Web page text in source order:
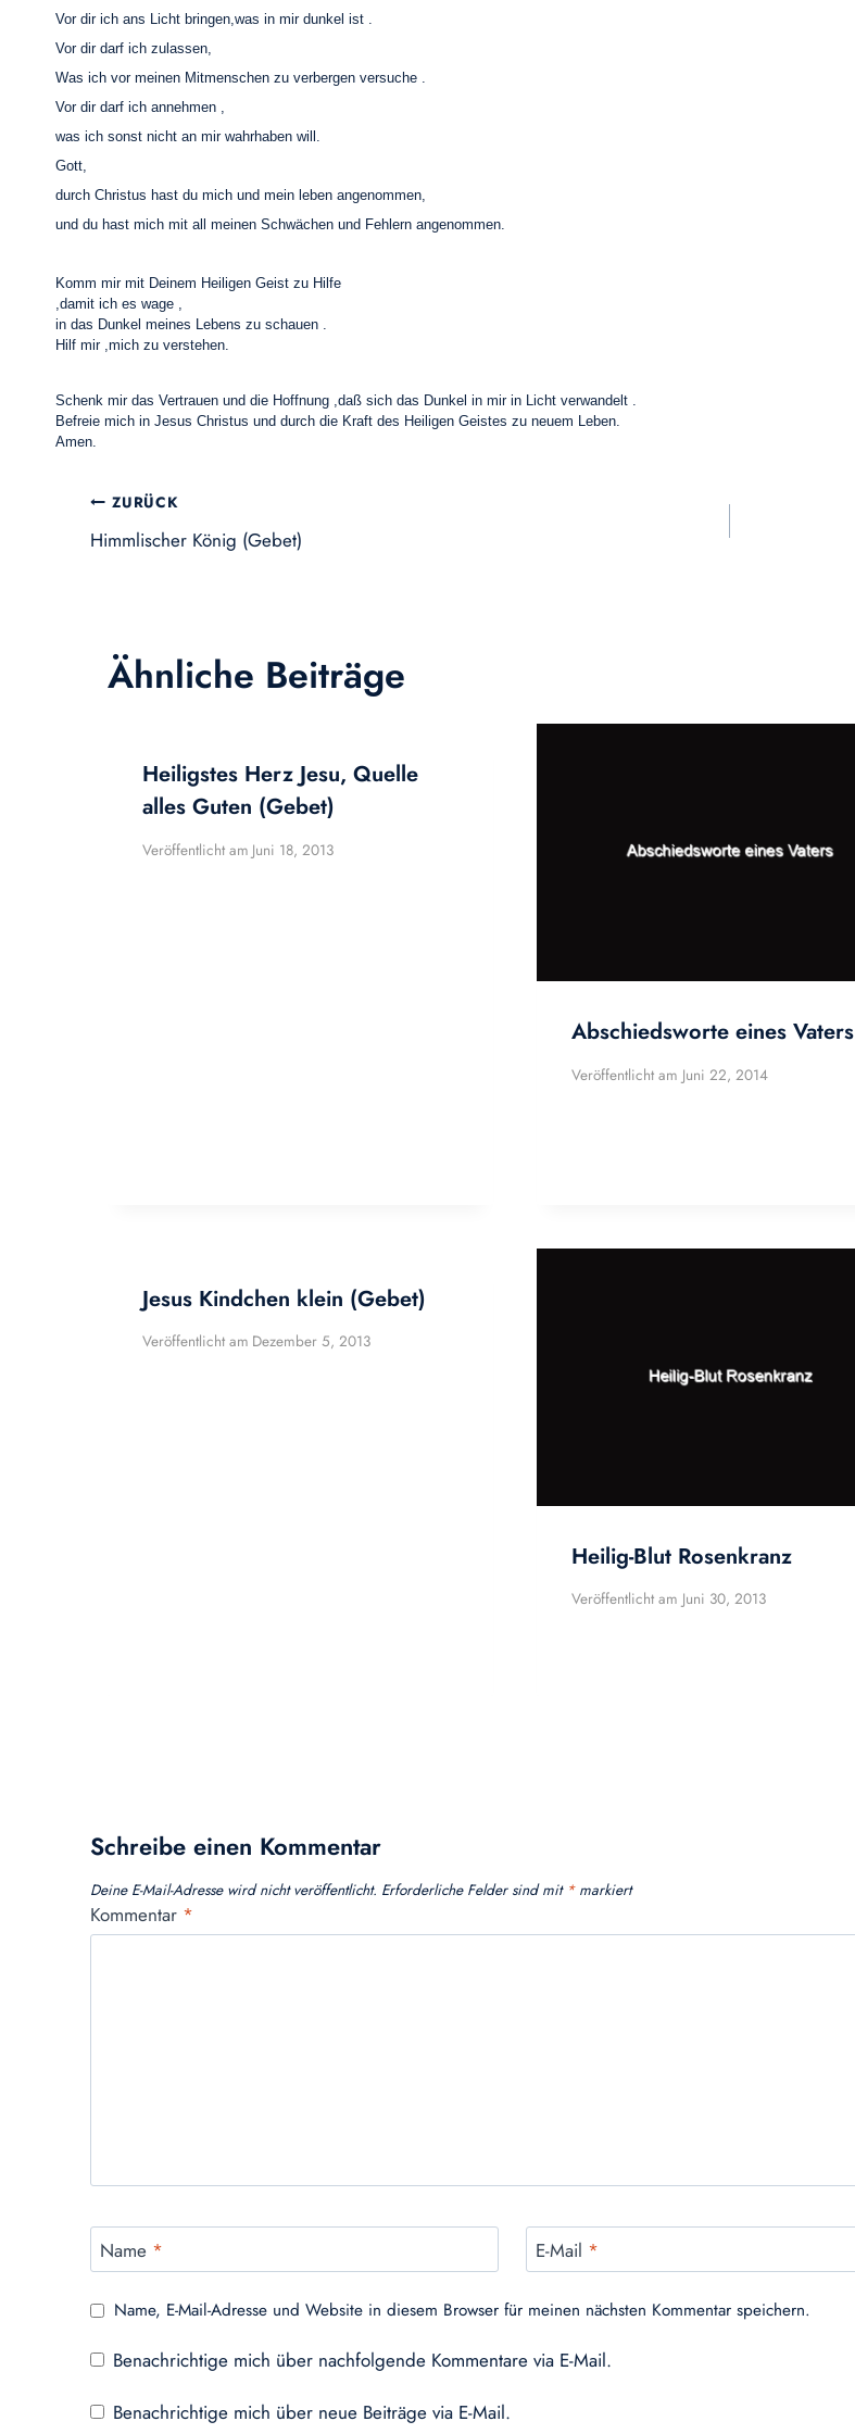
Vor dir ich ans Licht bringen,was in mir dunkel ist .
Vor dir darf ich zulassen,
Was ich vor meinen Mitmenschen zu verbergen versuche .
Vor dir darf ich annehmen ,
was ich sonst nicht an mir wahrhaben will.
Gott,
durch Christus hast du mich und mein leben angenommen,
und du hast mich mit all meinen Schwächen und Fehlern angenommen.
Komm mir mit Deinem Heiligen Geist zu Hilfe
,damit ich es wage ,
in das Dunkel meines Lebens zu schauen .
Hilf mir ,mich zu verstehen.
Schenk mir das Vertrauen und die Hoffnung ,daß sich das Dunkel in mir in Licht verwandelt .
Befreie mich in Jesus Christus und durch die Kraft des Heiligen Geistes zu neuem Leben.
Amen.
Beitragsnavigation
ZURÜCK
Himmlischer König (Gebet)
Ähnliche Beiträge
Heiligstes Herz Jesu, Quelle
alles Guten (Gebet)
Veröffentlicht am Juni 18, 2013
Abschiedsworte eines Vaters
Veröffentlicht am Juni 22, 2014
Jesus Kindchen klein (Gebet)
Veröffentlicht am Dezember 5, 2013
Heilig-Blut Rosenkranz
Veröffentlicht am Juni 30, 2013
Schreibe einen Kommentar
Deine E-Mail-Adresse wird nicht veröffentlicht. Erforderliche Felder sind mit *markiert
Kommentar *
Name * E-Mail *
Name, E-Mail-Adresse und Website in diesem Browser für meinen nächsten Kommentar speichern.
Benachrichtige mich über nachfolgende Kommentare via E-Mail.
Benachrichtige mich über neue Beiträge via E-Mail.